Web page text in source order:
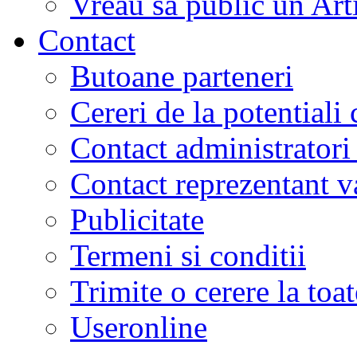
Contact
Butoane parteneri
Cereri de la potentiali
Contact
Contact reprezentant
Publicitate
Termeni si conditii
Trimite o cerere la
Useronline